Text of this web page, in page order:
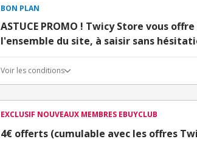
BON PLAN
ASTUCE PROMO ! Twicy Store vous
l'ensemble du site, à saisir sans
Voir les conditions
EXCLUSIF NOUVEAUX MEMBRES EBUYCLUB
4€ offerts (cumulable avec les offres